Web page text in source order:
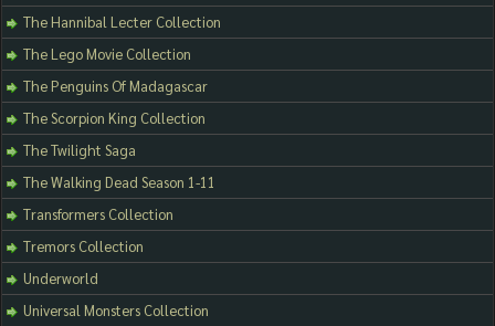
The Hannibal Lecter Collection
The Lego Movie Collection
The Penguins Of Madagascar
The Scorpion King Collection
The Twilight Saga
The Walking Dead Season 1-11
Transformers Collection
Tremors Collection
Underworld
Universal Monsters Collection